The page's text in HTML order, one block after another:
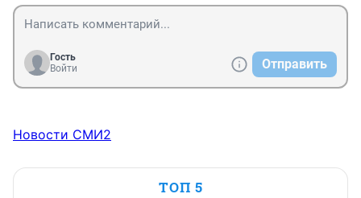
Гость
Войти
Отправить
Новости СМИ2
ТОП 5